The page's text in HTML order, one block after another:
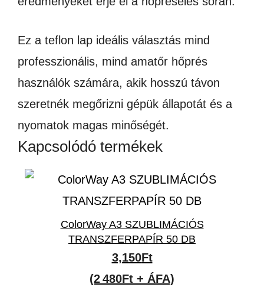
Ez a teflon lap ideális választás mind
professzionális, mind amatőr hőprés
használók számára, akik hosszú távon
szeretnék megőrizni gépük állapotát és a
nyomatok magas minőségét.
Kapcsolódó termékek
ColorWay A3 SZUBLIMÁCIÓS
TRANSZFERPAPÍR 50 DB
3,150Ft
(2 480Ft + ÁFA)